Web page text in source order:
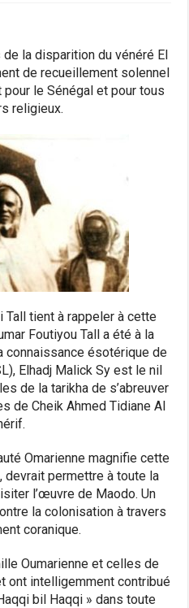
la disparition du vénéré El
de recueillement solennel
pour le Sénégal et pour tous
religieux.
Tall tient à rappeler à cette
Foutiyou Tall a été à la
connaissance ésotérique de
Elhadj Malick Sy est le nil
de la tarikha de s’abreuver
de Cheik Ahmed Tidiane Al
Omarienne magnifie cette
devrait permettre à toute la
l’œuvre de Maodo. Un
la colonisation à travers
coranique.
Oumarienne et celles de
ont intelligemment contribué
bil Haqqi » dans toute